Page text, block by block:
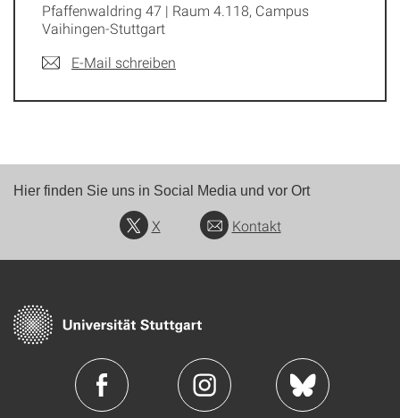
Pfaffenwaldring 47 | Raum 4.118, Campus
Vaihingen-Stuttgart
E-Mail schreiben
Hier finden Sie uns in Social Media und vor Ort
X Kontakt